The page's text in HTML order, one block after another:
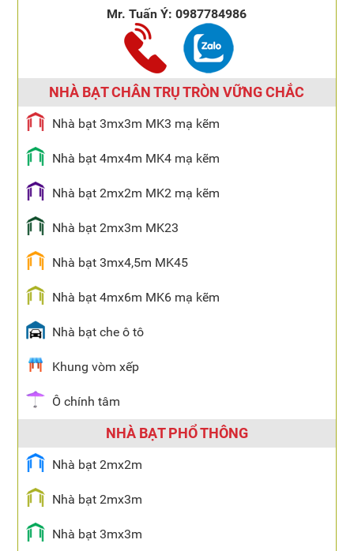
Mr. Tuấn Ý:0987784986
NHÀ BẠT CHÂN TRỤ TRÒN VỮNG CHẮC
Nhà bạt 3mx3m MK3 mạ kẽm
Nhà bạt 4mx4m MK4 mạ kẽm
Nhà bạt 2mx2m MK2 mạ kẽm
Nhà bạt 2mx3m MK23
Nhà bạt 3mx4,5m MK45
Nhà bạt 4mx6m MK6 mạ kẽm
Nhà bạt che ô tô
Khung vòm xếp
Ô chính tâm
NHÀ BẠT PHỔ THÔNG
Nhà bạt 2mx2m
Nhà bạt 2mx3m
Nhà bạt 3mx3m